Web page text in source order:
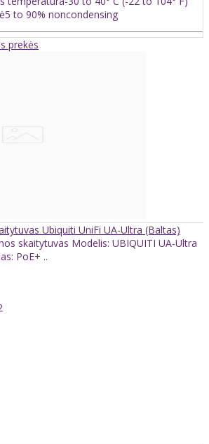
5 to 90% noncondensing
prekės
Ubiquiti UniFi UA-Ultra (Baltas)
skaitytuvas Modelis: UBIQUITI UA-Ultra
PoE+ ..